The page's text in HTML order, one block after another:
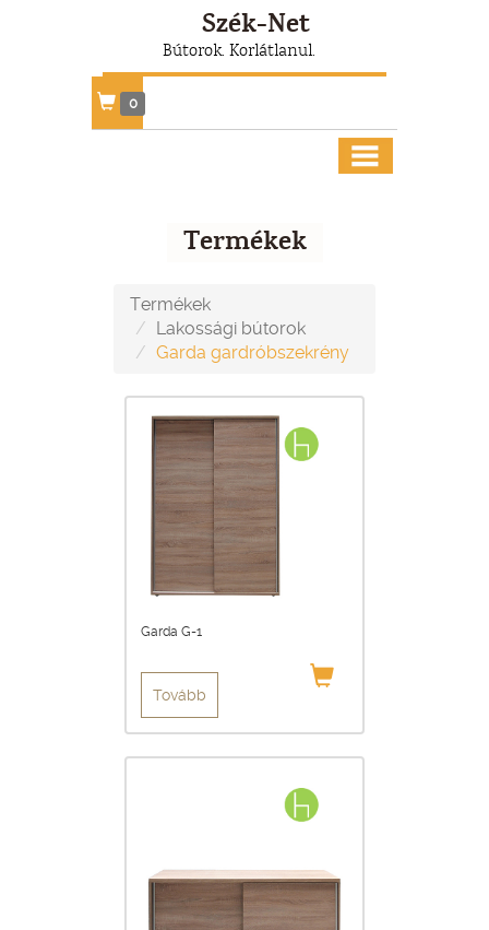
Szék-Net
Bútorok. Korlátlanul.
0
Termékek
Termékek
Lakossági bútorok
Garda gardróbszekrény
Garda G-1
Tovább